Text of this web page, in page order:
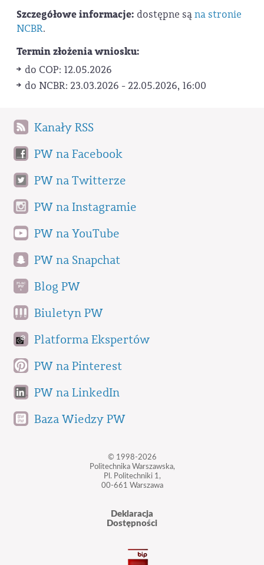
Szczegółowe informacje: dostępne sąna stronie
NCBR.
Termin złożenia wniosku:
do COP: 12.05.2026
do NCBR: 23.03.2026 - 22.05.2026, 16:00
Kanały RSS
PW na Facebook
PW na Twitterze
PW na Instagramie
PW na YouTube
PW na Snapchat
Blog PW
Biuletyn PW
Platforma Ekspertów
PW na Pinterest
PW na LinkedIn
Baza Wiedzy PW
© 1998-2026
Politechnika Warszawska,
Pl. Politechniki 1,
00-661 Warszawa
Deklaracja
Dostępności